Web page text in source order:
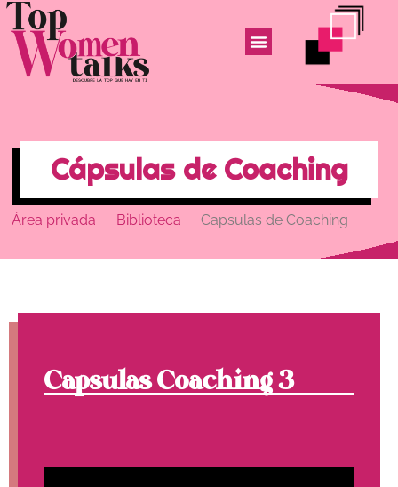
Cápsulas de Coaching
Área privada Biblioteca Capsulas de Coaching
Capsulas Coaching 3